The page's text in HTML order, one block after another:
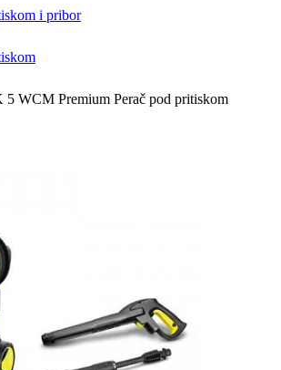
i pribor
WCM Premium Perač pod pritiskom